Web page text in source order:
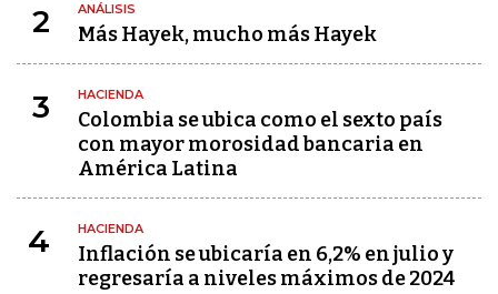
2 ANÁLISIS
Más Hayek, mucho más Hayek
3 HACIENDA
Colombia se ubica como el sexto país
con mayor morosidad bancaria en
América Latina
4 HACIENDA
Inflación se ubicaría en 6,2% en julio y
regresaría a niveles máximos de 2024